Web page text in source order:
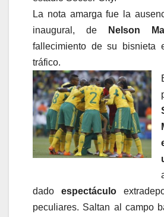
La nota amarga fue la
inaugural, de
Nelson
fallecimiento de su bisnieta
tráfico.
dado espectáculo
peculiares. Saltan al campo